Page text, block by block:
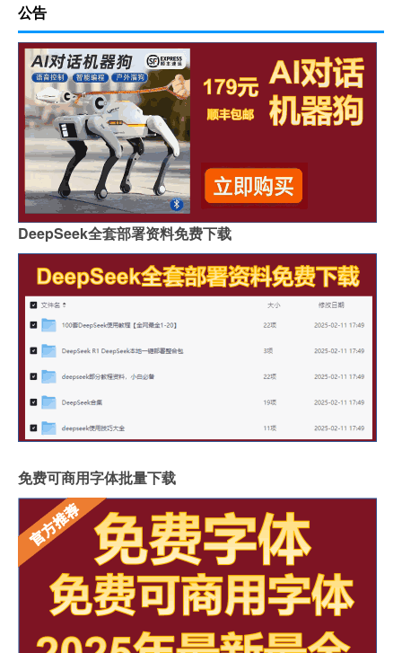
公告
DeepSeek全套部署资料免费下载
免费可商用字体批量下载